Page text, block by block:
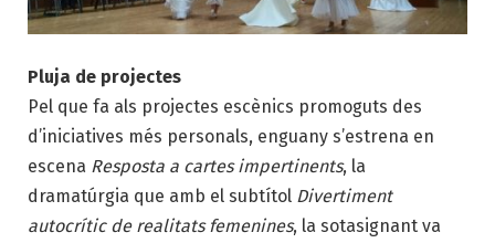
Pluja de projectes
Pel que fa als projectes escènics promoguts des
d’iniciatives més personals, enguany s’estrena en
escena Resposta a cartes impertinents, la
dramatúrgia que amb el subtítol Divertiment
autocrític de realitats femenines, la sotasignant va